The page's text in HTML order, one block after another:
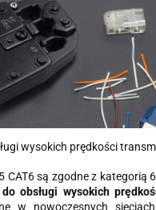
wysokich prędkości
CAT6 są zgodne z kategorią
obsługi wysokich
w nowoczesnych